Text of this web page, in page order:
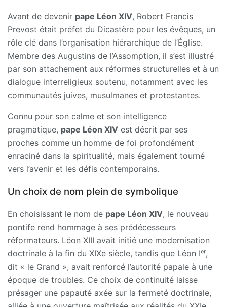
Avant de devenir pape Léon XIV, Robert Francis
Prevost était préfet du Dicastère pour les évêques, un
rôle clé dans l’organisation hiérarchique de l’Église.
Membre des Augustins de l’Assomption, il s’est illustré
par son attachement aux réformes structurelles et à un
dialogue interreligieux soutenu, notamment avec les
communautés juives, musulmanes et protestantes.
Connu pour son calme et son intelligence
pragmatique, pape Léon XIV est décrit par ses
proches comme un homme de foi profondément
enraciné dans la spiritualité, mais également tourné
vers l’avenir et les défis contemporains.
Un choix de nom plein de symbolique
En choisissant le nom de pape Léon XIV, le nouveau
pontife rend hommage à ses prédécesseurs
réformateurs. Léon XIII avait initié une modernisation
doctrinale à la fin du XIXe siècle, tandis que Léon Iᵉʳ,
dit « le Grand », avait renforcé l’autorité papale à une
époque de troubles. Ce choix de continuité laisse
présager une papauté axée sur la fermeté doctrinale,